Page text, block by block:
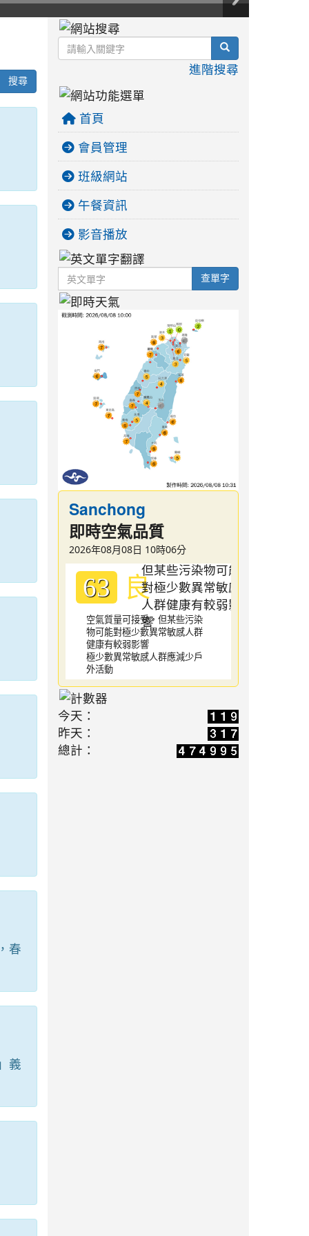
搜尋
春
義
:::
search
進階搜尋
首頁
會員管理
班級網站
午餐資訊
影音播放
英文單字 查單字
Sanchong
即時空氣品質
2026年08月08日 10時06分
63 良
空氣質量可接受，但某些污染
物可能對極少數異常敏感人群
健康有較弱影響
極少數異常敏感人群應減少戶
外活動
今天：
昨天：
總計：